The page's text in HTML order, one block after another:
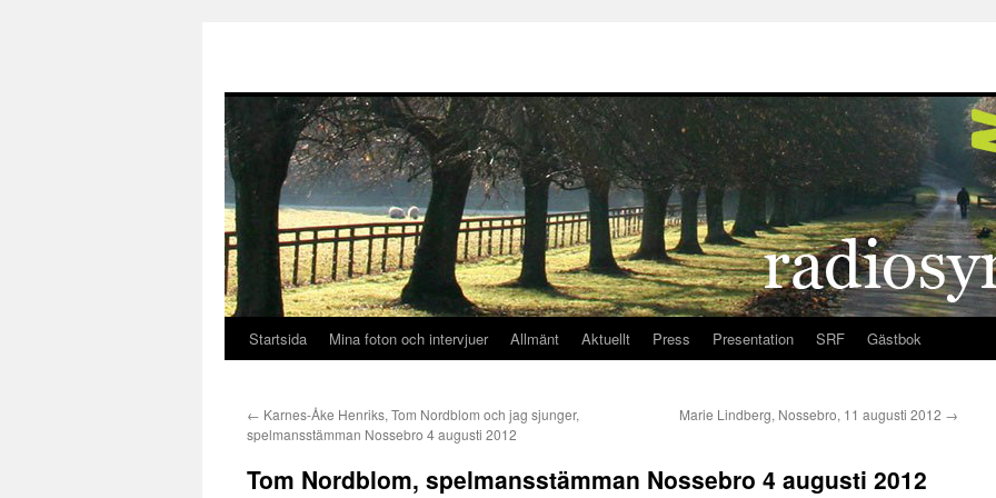
Hoppa
innehåll
Startsida Mina foton och intervjuer Allmänt Aktuellt Press Presentation SRF Gästbok
← Karnes-Åke Henriks, Tom Nordblom och jag sjunger,
spelmansstämman Nossebro 4 augusti 2012
Marie Lindberg, Nossebro, 11 augusti 2012 →
Tom Nordblom, spelmansstämman Nossebro 4 augusti 2012